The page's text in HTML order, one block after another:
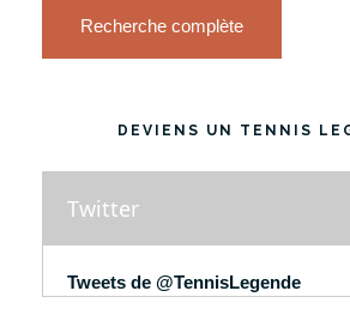
Recherche complète
DEVIENS UN TENNIS
Twitter
Tweets de @TennisLegende